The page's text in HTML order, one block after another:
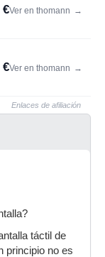
€Ver en thomann →
€Ver en thomann →
Enlaces de afiliación
táctil de
principio no es